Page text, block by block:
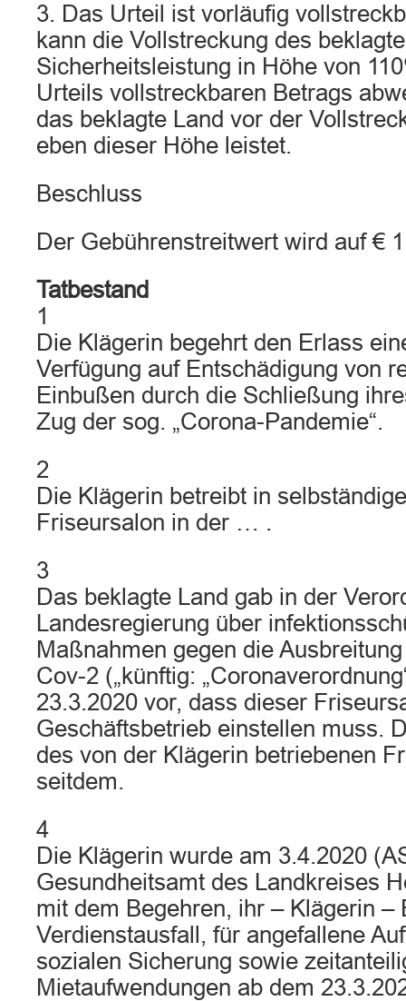
3. Das Urteil ist vorläufig
kann die Vollstreckung des
Sicherheitsleistung in Höhe von
Urteils vollstreckbaren Betrags
das beklagte Land vor der
eben dieser Höhe leistet.
Beschluss
Der Gebührenstreitwert wird auf €
Tatbestand
1
Die Klägerin begehrt den Erlass
Verfügung auf Entschädigung von
Einbußen durch die Schließung
Zug der sog. „Corona-Pandemie“.
2
Die Klägerin betreibt in
Friseursalon in der … .
3
Das beklagte Land gab in der
Landesregierung über
Maßnahmen gegen die
Cov-2 („künftig:
23.3.2020 vor, dass dieser
Geschäftsbetrieb einstellen muss.
des von der Klägerin betriebenen
seitdem.
4
Die Klägerin wurde am 3.4.2020
Gesundheitsamt des Landkreises
mit dem Begehren, ihr – Klägerin –
Verdienstausfall, für angefallene
sozialen Sicherung sowie
Mietaufwendungen ab dem